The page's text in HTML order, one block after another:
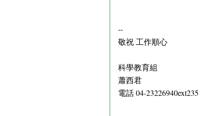
--
敬祝 工作順心
科學教育組
蕭西君
電話 04-23226940ext235